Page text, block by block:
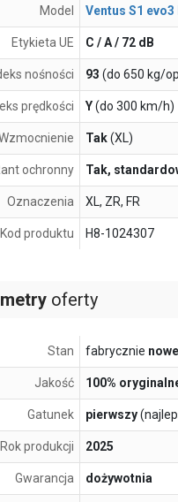
oferty
Stan fabrycznie nowe
Jakość 100%
Gatunek pierwszy
Rok produkcji 2025
Gwarancja dożywotnia
Model Ventus S1 evo3
Etykieta UE C / A / 72 dB
nośności 93 (do 650 kg/
prędkości Y(do 300 km/h)
Tak(XL)
ochronny Tak,
Oznaczenia XL, ZR, FR
Kod produktu H8-1024307